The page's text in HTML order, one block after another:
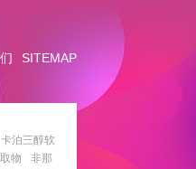
SITEMAP
卡泊三醇软
物
非那